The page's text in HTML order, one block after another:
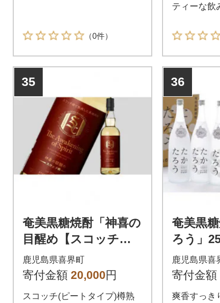
（0件）
ティーな飲
35
奄美黒糖焼酎「神喜の
目醒め【スコッチ
樽】」41%750ml×1本
鹿児島県喜界町
寄付金額 20,000円
スコッチ(ピートタイプ)樽熟
36
奄美黒
ろう」
本セット
鹿児島県喜
寄付金額
爽香すっき